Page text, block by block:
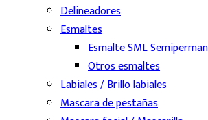
Delineadores
Esmaltes
Esmalte SML
Otros esmaltes
Labiales / Brillo labiales
Mascara de pestañas